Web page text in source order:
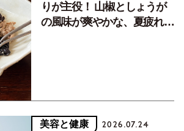
りが主役！ 山椒としょうが
の風味が爽やかな、夏疲れを
美容と健康 2026.07.24